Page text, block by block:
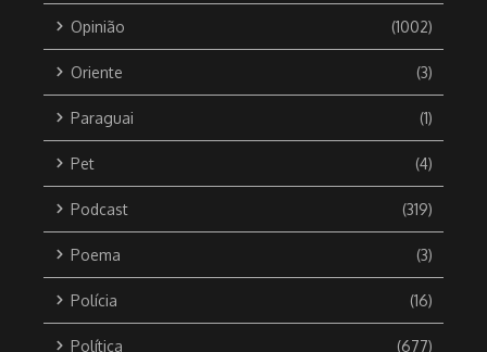
Opinião (1002)
Oriente (3)
Paraguai (1)
Pet (4)
Podcast (319)
Poema (3)
Polícia (16)
Política (677)